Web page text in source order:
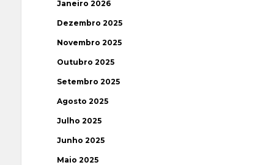
Janeiro 2026
Dezembro 2025
Novembro 2025
Outubro 2025
Setembro 2025
Agosto 2025
Julho 2025
Junho 2025
Maio 2025